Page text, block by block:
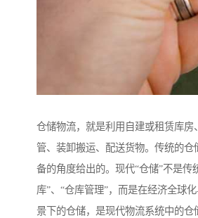
仓储物流，就是利用自建或租赁库房
管、装卸搬运、配送货物。传统的仓
备的角度给出的。现代“仓储”不是传
库”、“仓库管理”，而是在经济全球
景下的仓储，是现代物流系统中的仓